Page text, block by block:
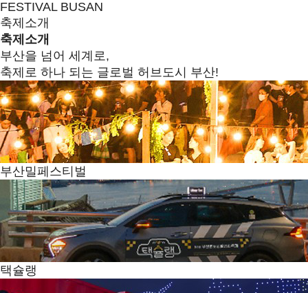
FESTIVAL BUSAN
축제소개
축제소개
부산을 넘어 세계로,
축제로 하나 되는 글로벌 허브도시 부산!
부산밀페스티벌
택슐랭